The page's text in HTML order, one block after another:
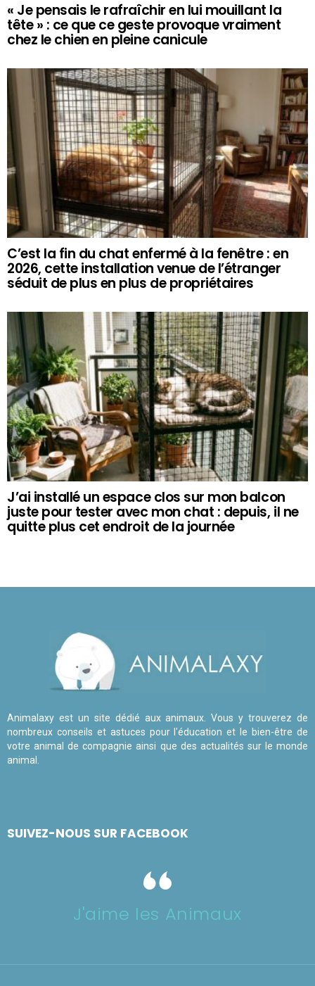
« Je pensais le rafraîchir en lui mouillant la
tête » : ce que ce geste provoque vraiment
chez le chien en pleine canicule
C’est la fin du chat enfermé à la fenêtre : en
2026, cette installation venue de l’étranger
séduit de plus en plus de propriétaires
J’ai installé un espace clos sur mon balcon
juste pour tester avec mon chat : depuis, il ne
quitte plus cet endroit de la journée
Animalaxy est un site dédié aux animaux. Vous y trouverez de
nombreux conseils et astuces pour l'éducation et le bien-être de
votre animal de compagnie ainsi que des actualités sur le monde
animal.
SUIVEZ-NOUS SUR FACEBOOK
J'aime les Animaux